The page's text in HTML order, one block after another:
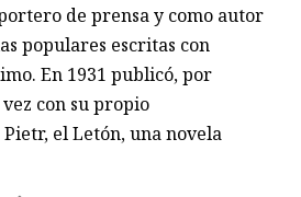
de prensa y como autor
populares escritas con
En 1931 publicó, por
con su propio
el Letón, una novela